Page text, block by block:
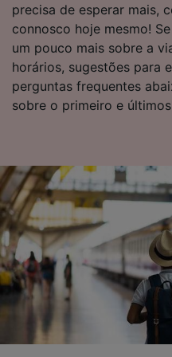
precisa de esperar mais,
connosco hoje mesmo!
um pouco mais sobre a
horários, sugestões para
perguntas frequentes
sobre o primeiro e
de público e
Lista de parceiros